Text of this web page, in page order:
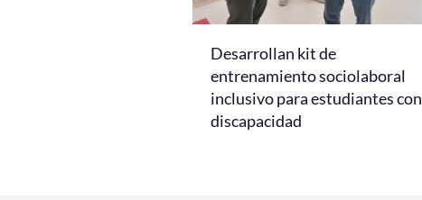
Desarrollan kit de
entrenamiento sociolaboral
inclusivo para estudiantes con
discapacidad